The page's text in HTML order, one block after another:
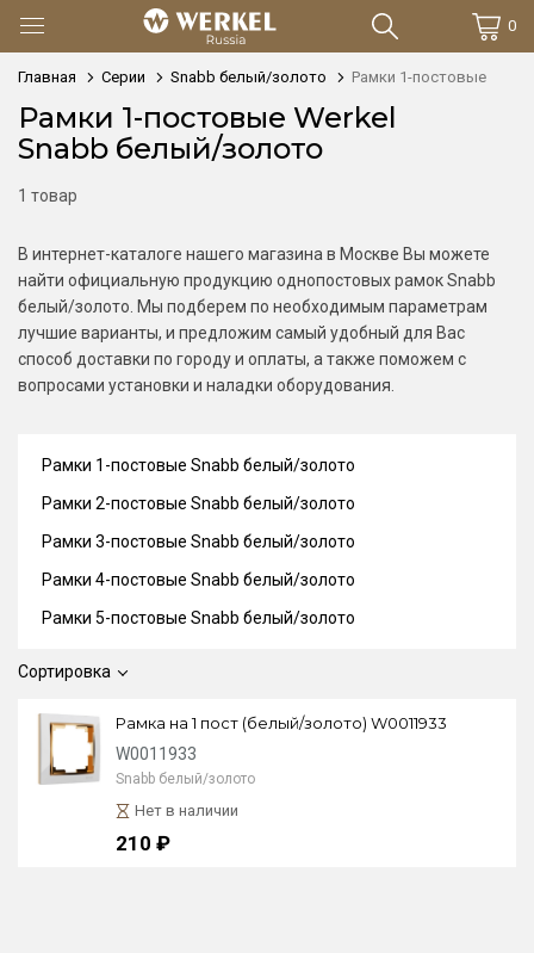
0
Главная Серии Snabb белый/золото Рамки 1-постовые
Рамки 1-постовые Werkel
Snabb белый/золото
1 товар
В интернет-каталоге нашего магазина в Москве Вы можете
найти официальную продукцию однопостовых рамок Snabb
белый/золото. Мы подберем по необходимым параметрам
лучшие варианты, и предложим самый удобный для Вас
способ доставки по городу и оплаты, а также поможем с
вопросами установки и наладки оборудования.
Сортировка
Рамка на 1 пост (белый/золото) W0011933
W0011933
Snabb белый/золото
Нет в наличии
210 ₽
Рамки 1-постовые Snabb белый/золото
Рамки 2-постовые Snabb белый/золото
Рамки 3-постовые Snabb белый/золото
Рамки 4-постовые Snabb белый/золото
Рамки 5-постовые Snabb белый/золото